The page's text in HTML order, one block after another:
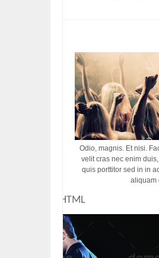
Odio, magnis. Et nisi.
velit cras nec enim
quis porttitor sed in in
aliquam
CUSTOM HTML